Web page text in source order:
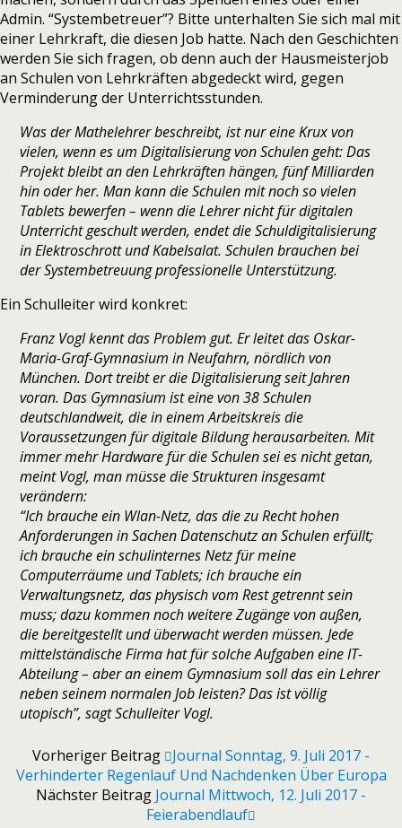
Admin. “Systembetreuer”? Bitte unterhalten Sie sich mal mit
einer Lehrkraft, die diesen Job hatte. Nach den Geschichten
werden Sie sich fragen, ob denn auch der Hausmeisterjob
an Schulen von Lehrkräften abgedeckt wird, gegen
Verminderung der Unterrichtsstunden.
Was der Mathelehrer beschreibt, ist nur eine Krux von
vielen, wenn es um Digitalisierung von Schulen geht: Das
Projekt bleibt an den Lehrkräften hängen, fünf Milliarden
hin oder her. Man kann die Schulen mit noch so vielen
Tablets bewerfen – wenn die Lehrer nicht für digitalen
Unterricht geschult werden, endet die Schuldigitalisierung
in Elektroschrott und Kabelsalat. Schulen brauchen bei
der Systembetreuung professionelle Unterstützung.
Ein Schulleiter wird konkret:
Franz Vogl kennt das Problem gut. Er leitet das Oskar-
Maria-Graf-Gymnasium in Neufahrn, nördlich von
München. Dort treibt er die Digitalisierung seit Jahren
voran. Das Gymnasium ist eine von 38 Schulen
deutschlandweit, die in einem Arbeitskreis die
Voraussetzungen für digitale Bildung herausarbeiten. Mit
immer mehr Hardware für die Schulen sei es nicht getan,
meint Vogl, man müsse die Strukturen insgesamt
verändern:
“Ich brauche ein Wlan-Netz, das die zu Recht hohen
Anforderungen in Sachen Datenschutz an Schulen erfüllt;
ich brauche ein schulinternes Netz für meine
Computerräume und Tablets; ich brauche ein
Verwaltungsnetz, das physisch vom Rest getrennt sein
muss; dazu kommen noch weitere Zugänge von außen,
die bereitgestellt und überwacht werden müssen. Jede
mittelständische Firma hat für solche Aufgaben eine IT-
Abteilung – aber an einem Gymnasium soll das ein Lehrer
neben seinem normalen Job leisten? Das ist völlig
utopisch”, sagt Schulleiter Vogl.
Vorheriger Beitrag
Journal Sonntag, 9. Juli 2017 -
Verhinderter Regenlauf Und Nachdenken Über Europa
Nächster Beitrag Journal Mittwoch, 12. Juli 2017 -
Feierabendlauf